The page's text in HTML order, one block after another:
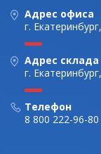
Адрес офиса
г.
Адрес склада
г.
Телефон
8 800 222-96-80